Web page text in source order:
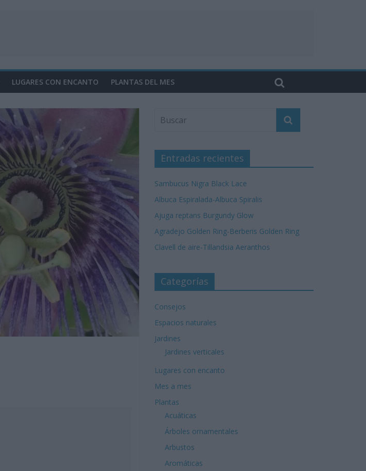
LUGARES CON ENCANTO PLANTAS DEL MES
Entradas recientes
Sambucus Nigra Black Lace
Albuca Espiralada-Albuca Spiralis
Ajuga reptans Burgundy Glow
Agradejo Golden Ring-Berberis Golden Ring
Clavell de aire-Tillandsia Aeranthos
Categorías
Consejos
Espacios naturales
Jardines
Jardines verticales
Lugares con encanto
Mes a mes
Plantas
Acuáticas
Árboles ornamentales
Arbustos
Aromáticas